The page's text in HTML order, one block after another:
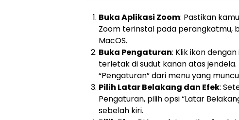
Buka Aplikasi Zoom: Pastikan
Zoom terinstal pada perangkatmu,
MacOS.
Buka Pengaturan: Klik ikon
terletak di sudut kanan atas jendela.
“Pengaturan” dari menu yang
Pilih Latar Belakang dan Efek:
Pengaturan, pilih opsi “Latar
sebelah kiri.